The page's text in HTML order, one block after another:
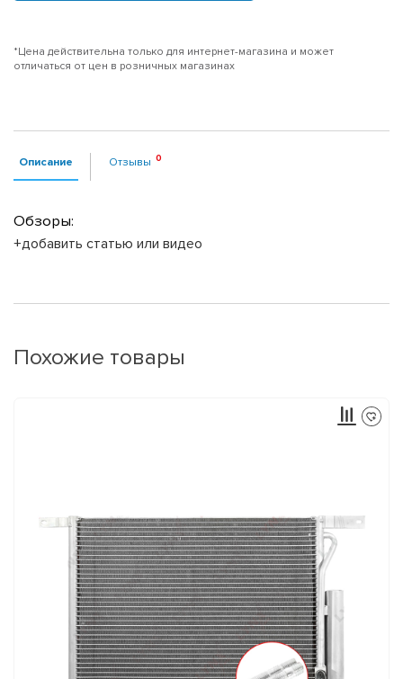
*Цена действительна только для интернет-магазина и может
отличаться от цен в розничных магазинах
Описание Отзывы
Обзоры:
+добавить статью или видео
Похожие товары